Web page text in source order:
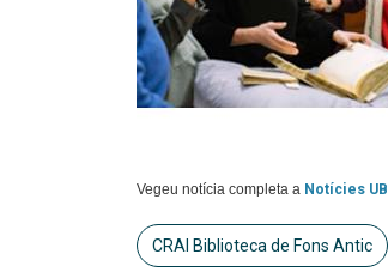
Vegeu notícia completa a Notícies UB
CRAI Biblioteca de Fons Antic